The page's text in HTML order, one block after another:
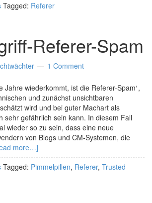
Tagged: Referer
Referer-Spam
1 Comment
Jahre wiederkommt, ist die Referer-Spam¹,
und zunächst unsichtbaren
wird und bei guter Machart als
sehr gefährlich sein kann. In diesem Fall
wieder so zu sein, dass eine neue
von Blogs und CM-Systemen, die
more…]
Tagged: Pimmelpillen, Referer, Trusted